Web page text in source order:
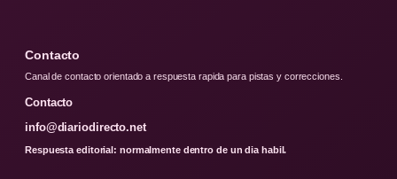
Contacto
Canal de contacto orientado a respuesta rapida para pistas y correcciones.
Contacto
info@diariodirecto.net
Respuesta editorial: normalmente dentro de un dia habil.